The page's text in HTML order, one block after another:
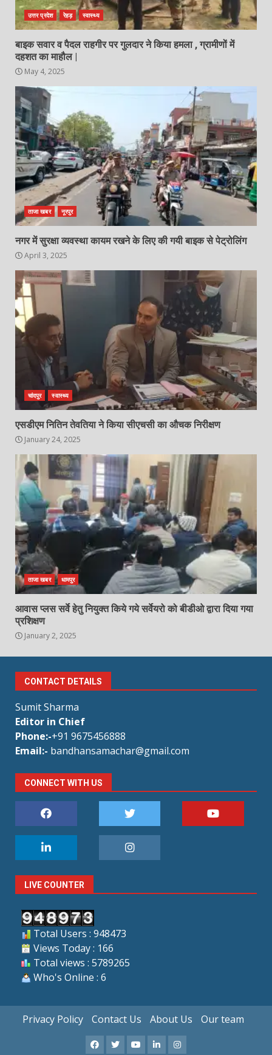
उत्तर प्रदेश रेहड़ स्वास्थ्य
बाइक सवार व पैदल राहगीर पर गुलदार ने किया हमला , ग्रामीणों में
दहशत का माहौल |
May 4, 2025
ताजा खबर नूरपुर
नगर में सुरक्षा व्यवस्था कायम रखने के लिए की गयी बाइक से पेट्रोलिंग
April 3, 2025
चांदपुर स्वास्थ्य
एसडीएम नितिन तेवतिया ने किया सीएचसी का औचक निरीक्षण
January 24, 2025
ताजा खबर धामपुर
आवास प्लस सर्वे हेतु नियुक्त किये गये सर्वेयरो को बीडीओ द्वारा दिया गया
प्रशिक्षण
January 2, 2025
CONTACT DETAILS
Sumit Sharma
Editor in Chief
Phone:-+91 9675456888
Email:- bandhansamachar@gmail.com
CONNECT WITH US
LIVE COUNTER
Total Users : 948473
Views Today : 166
Total views : 5789265
Who's Online : 6
Privacy Policy Contact Us About Us Our team
Facebook
X YoutubeLinkedInInstagram